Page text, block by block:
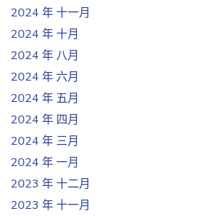
2024 年 十一月
2024 年 十月
2024 年 八月
2024 年 六月
2024 年 五月
2024 年 四月
2024 年 三月
2024 年 一月
2023 年 十二月
2023 年 十一月